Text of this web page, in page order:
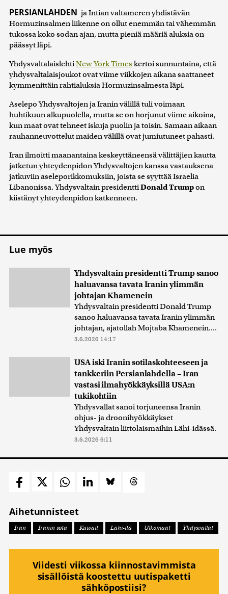
PERSIANLAHDEN ja Intian valtameren yhdistävän
Hormuzinsalmen liikenne on ollut enemmän tai vähemmän
tukossa koko sodan ajan, mutta pieniä määriä aluksia on
päässyt läpi.
YhdysvaltalaislehtiNew York Times kertoi sunnuntaina, että
yhdysvaltalaisjoukot ovat viime viikkojen aikana saattaneet
kymmenittäin rahtialuksia Hormuzinsalmesta läpi.
Aselepo Yhdysvaltojen ja Iranin välillä tuli voimaan
huhtikuun alkupuolella, mutta se on horjunut viime aikoina,
kun maat ovat tehneet iskuja puolin ja toisin. Samaan aikaan
rauhanneuvottelut maiden välillä ovat jumiutuneet pahasti.
Iran ilmoitti maanantaina keskeyttäneensä välittäjien kautta
jatketun yhteydenpidon Yhdysvaltojen kanssa vastauksena
jatkuviin aseleporikkomuksiin, joista se syyttää Israelia
Libanonissa. Yhdysvaltain presidenttiDonald Trumpon
kiistänyt yhteydenpidon katkenneen.
Lue myös
Yhdysvaltain presidentti Trump sanoo
haluavansa tavata Iranin ylimmän
johtajan Khamenein
Yhdysvaltain presidentti Donald Trump
sanoo haluavansa tavata Iranin ylimmän
johtajan, ajatollah Mojtaba Khamenein....
3.6.2026 14:17
USA iski Iranin sotilaskohteeseen ja
tankkeriin Persianlahdella – Iran
vastasi ilmahyökkäyksillä USA:n
tukikohtiin
Yhdysvallat sanoi torjuneensa Iranin
ohjus- ja droonihyökkäykset
Yhdysvaltain liittolaismaihin Lähi-idässä.
3.6.2026 6:11
Aihetunnisteet
Iran Iranin sota Kuwait Lähi-itä Ulkomaat Yhdysvallat
Viidesti viikossa kiinnostavimmista
sisällöistä koostettu uutispaketti
sähköpostiisi?